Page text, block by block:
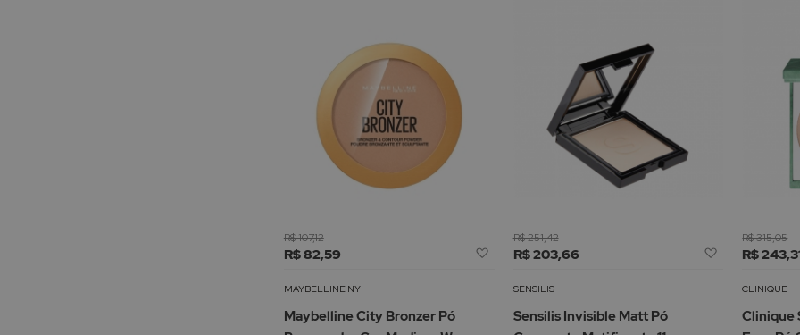
R$ 82,59
R$ 107,12
Adicionar
Lista
Desejos
MAYBELLINE NY
Maybelline City Bronzer Pó
R$ 203,66
R$ 251,42
Adicionar
Lista
Desejos
SENSILIS
Sensilis Invisible Matt Pó
R$
R$ 315,05
CLINIQUE
Clinique